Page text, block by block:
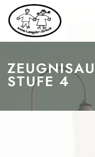
STUFE 4